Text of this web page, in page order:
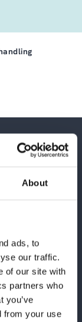
About
ads, to
our traffic.
of our site with
partners who
you’ve
from your use